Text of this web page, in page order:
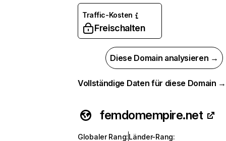
Traffic-Kosten
Freischalten
Diese Domain analysieren →
Vollständige Daten für diese Domain →
femdomempire.net
Globaler Rang:Länder-Rang: